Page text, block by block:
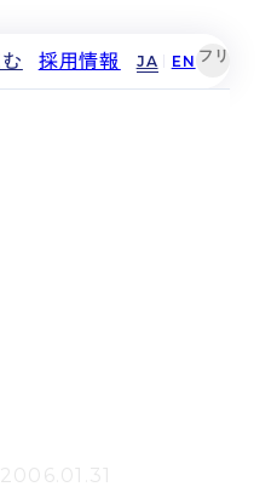
採用情報 JA EN